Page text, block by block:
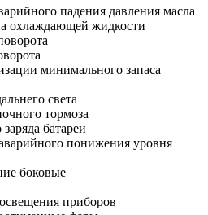
падения давления масла
охлаждающей жидкости
минимального запаса
света
тормоза
батареи
понижения уровня
боковые
приборов